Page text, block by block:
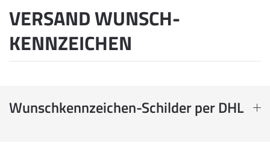
VERSAND WUNSCH­
KENNZEICHEN
Wunschkennzeichen-Schilder per DHL